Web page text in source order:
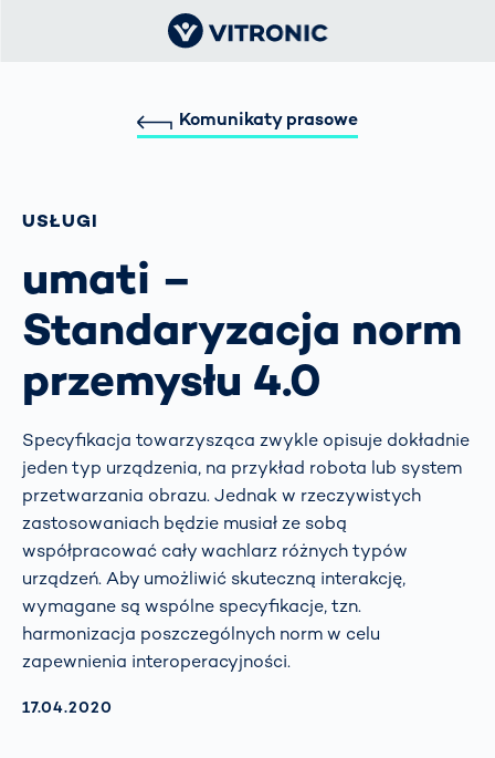
Komunikaty prasowe
USŁUGI
umati –
Standaryzacja norm
przemysłu 4.0
Specyfikacja towarzysząca zwykle opisuje dokładnie
jeden typ urządzenia, na przykład robota lub system
przetwarzania obrazu. Jednak w rzeczywistych
zastosowaniach będzie musiał ze sobą
współpracować cały wachlarz różnych typów
urządzeń. Aby umożliwić skuteczną interakcję,
wymagane są wspólne specyfikacje, tzn.
harmonizacja poszczególnych norm w celu
zapewnienia interoperacyjności.
AKTUALISIERT AM:
17.04.2020